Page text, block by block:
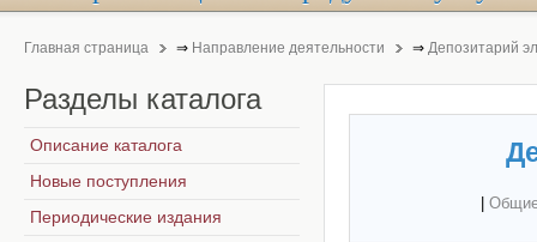
Главная страница ⇒ Направление деятельности ⇒ Депозитарий
Разделы каталога
Описание каталога
Новые поступления
Периодические издания